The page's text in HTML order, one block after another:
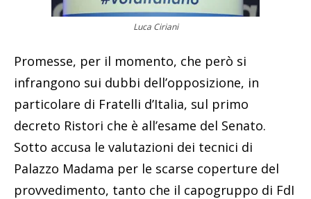
Luca Ciriani
Promesse, per il momento, che però si
infrangono sui dubbi dell’opposizione, in
particolare di Fratelli d’Italia, sul primo
decreto Ristori che è all’esame del Senato.
Sotto accusa le valutazioni dei tecnici di
Palazzo Madama per le scarse coperture del
provvedimento, tanto che il capogruppo di FdI